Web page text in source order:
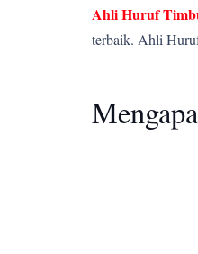
Ahli Huruf
terbaik. Ahli